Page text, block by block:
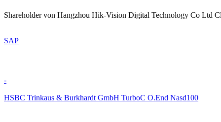
Shareholder von Hangzhou Hik-Vision Digital Technology Co Ltd
SAP
-
HSBC Trinkaus & Burkhardt GmbH TurboC O.End Nasd100